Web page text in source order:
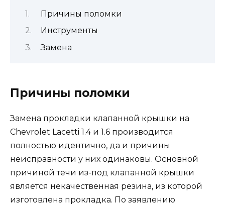
Причины поломки
Инструменты
Замена
Причины поломки
Замена прокладки клапанной крышки на
Chevrolet Lacetti 1.4 и 1.6 производится
полностью идентично, да и причины
неисправности у них одинаковы. Основной
причиной течи из-под клапанной крышки
является некачественная резина, из которой
изготовлена прокладка. По заявлению